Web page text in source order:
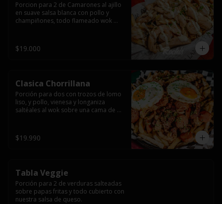
Porcion para 2 de Camarones al ajillo
en suave salsa blanca con pollo y
champiñones, todo flameado wok
$19.000
Clasica Chorrillana
Porción para dos con trozos de lomo
liso, y pollo, vienesa y longaniza
saltéales al wok sobre una cama de
$19.990
Tabla Veggie
Porción para 2 de verduras salteadas
sobre papas fritas y todo cubierto con
nuestra salsa de queso.